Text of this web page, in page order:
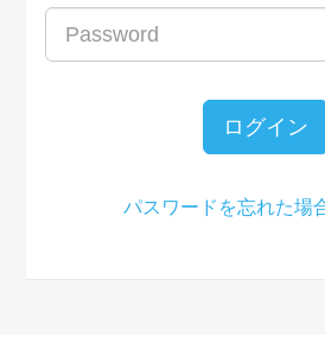
ログイン
パスワードを忘れた場